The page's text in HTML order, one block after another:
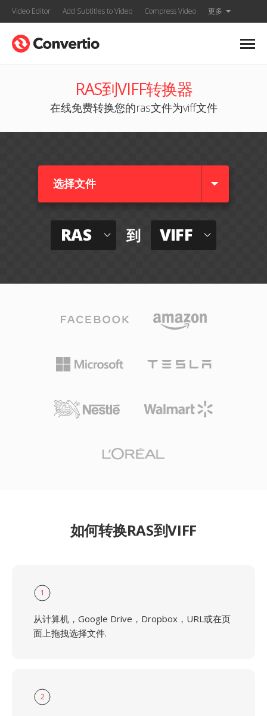
Video Editor Add Subtitles to Video Compress Video 更多
RAS到VIFF转换器
在线免费转换您的ras文件为viff文件
选择文件
RAS 到 VIFF
如何转换RAS到VIFF
1
从计算机，Google Drive，Dropbox，URL或在页
面上拖拽选择文件.
2